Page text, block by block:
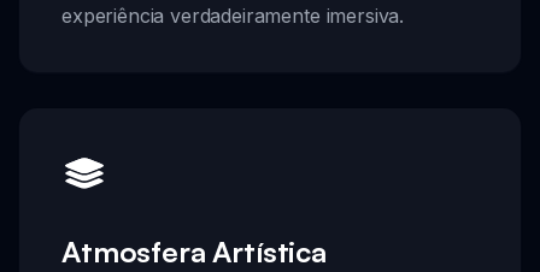
experiência verdadeiramente imersiva.
Atmosfera Artística